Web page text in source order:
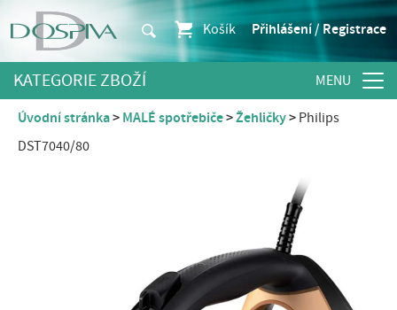
Košík Přihlášení / Registrace
KATEGORIE ZBOŽÍ
Úvodní stránka MALÉ spotřebiče Žehličky
Philips
DST7040/80